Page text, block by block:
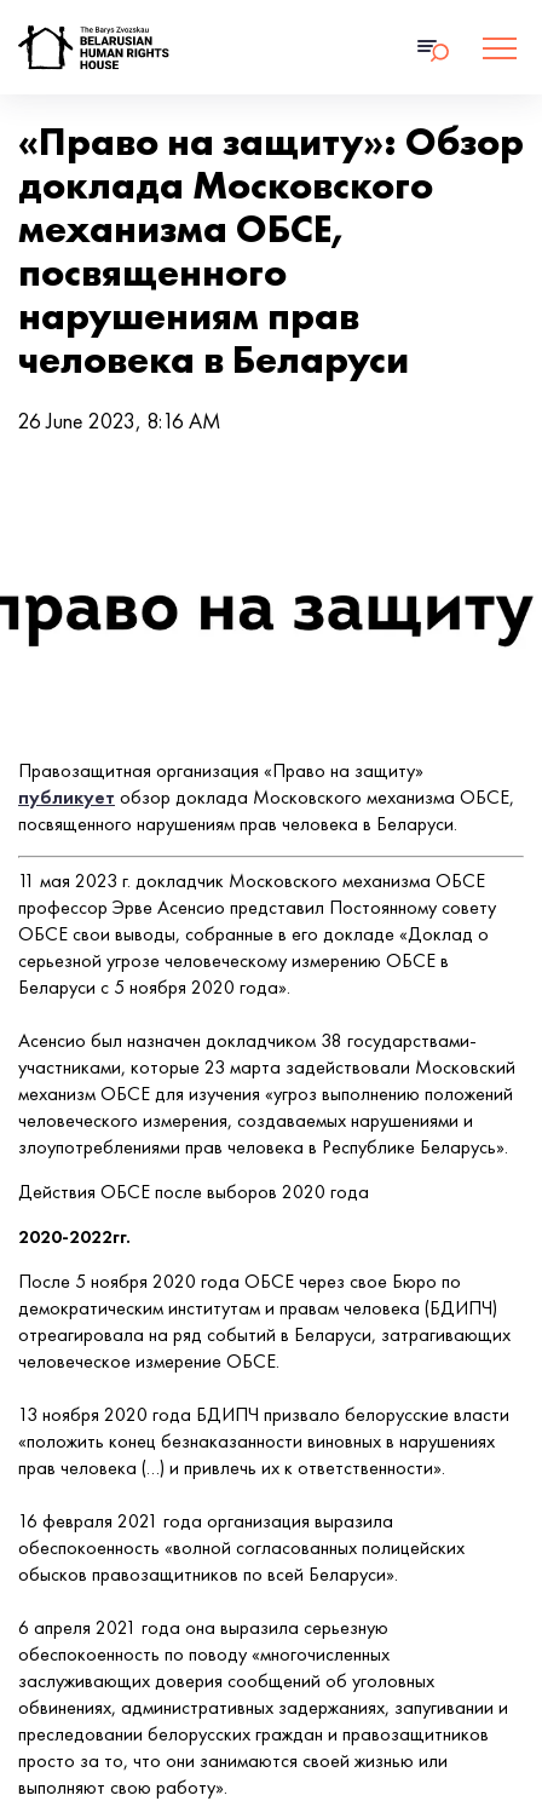
«Право на защиту»: Обзор
доклада Московского
механизма ОБСЕ,
посвященного
нарушениям прав
человека в Беларуси
26 June 2023, 8:16 AM
Правозащитная организация «Право на защиту»
публикует обзор доклада Московского механизма ОБСЕ,
посвященного нарушениям прав человека в Беларуси.
11 мая 2023 г. докладчик Московского механизма ОБСЕ
профессор Эрве Асенсио представил Постоянному совету
ОБСЕ свои выводы, собранные в его докладе «Доклад о
серьезной угрозе человеческому измерению ОБСЕ в
Беларуси с 5 ноября 2020 года».
Асенсио был назначен докладчиком 38 государствами-
участниками, которые 23 марта задействовали Московский
механизм ОБСЕ для изучения «угроз выполнению положений
человеческого измерения, создаваемых нарушениями и
злоупотреблениями прав человека в Республике Беларусь».
Действия ОБСЕ после выборов 2020 года
2020-2022гг.
После 5 ноября 2020 года ОБСЕ через свое Бюро по
демократическим институтам и правам человека (БДИПЧ)
отреагировала на ряд событий в Беларуси, затрагивающих
человеческое измерение ОБСЕ.
13 ноября 2020 года БДИПЧ призвало белорусские власти
«положить конец безнаказанности виновных в нарушениях
прав человека (…) и привлечь их к ответственности».
16 февраля 2021 года организация выразила
обеспокоенность «волной согласованных полицейских
обысков правозащитников по всей Беларуси».
6 апреля 2021 года она выразила серьезную
обеспокоенность по поводу «многочисленных
заслуживающих доверия сообщений об уголовных
обвинениях, административных задержаниях, запугивании и
преследовании белорусских граждан и правозащитников
просто за то, что они занимаются своей жизнью или
выполняют свою работу».